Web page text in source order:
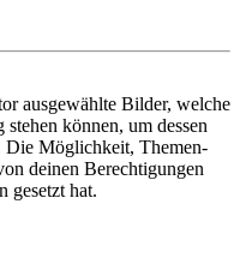
ausgewählte Bilder, welche
können, um dessen
Die Möglichkeit, Themen-
deinen Berechtigungen
gesetzt hat.